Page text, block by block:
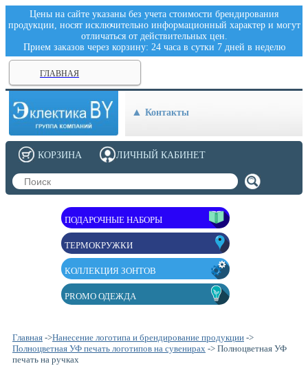
Цены на сайте указаны без учета стоимости брендирования
продукции, носят исключительно информационный характер и могут
отличаться от действительных цен.
Прием заказов через корзину: 24 часа в сутки 7 дней в неделю
ГЛАВНАЯ
Контакты
ПОДАРОЧНЫЕ НАБОРЫ
ТЕРМОКРУЖКИ
КОЛЛЕКЦИЯ ЗОНТОВ
PROMO ОДЕЖДА
Главная ->Нанесение логотипа и брендирование продукции ->
Полноцветная УФ печать логотипов на сувенирах -> Полноцветная УФ
печать на ручках
ЛИЧНЫЙ КАБИНЕТ
КОРЗИНА